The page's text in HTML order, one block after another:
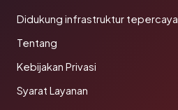
Didukung infrastruktur tepercaya
Tentang
Kebijakan Privasi
Syarat Layanan